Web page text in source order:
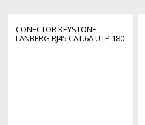
CONECTOR KEYSTONE
LANBERG RJ45 CAT.6A UTP 180